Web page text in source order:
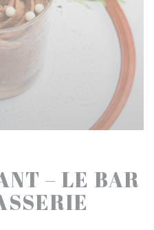
– LE BAR